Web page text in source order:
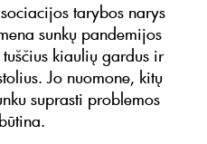
tarybos narys
sunkų pandemijos
kiaulių gardus ir
Jo nuomone, kitų
suprasti problemos